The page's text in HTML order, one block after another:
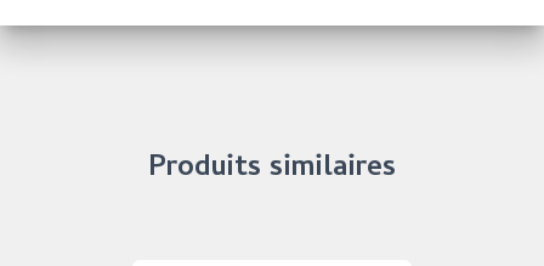
Produits similaires